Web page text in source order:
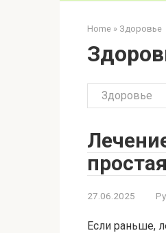
Home » Здоровье
Здоровье
27.06.2025
Если раньше,